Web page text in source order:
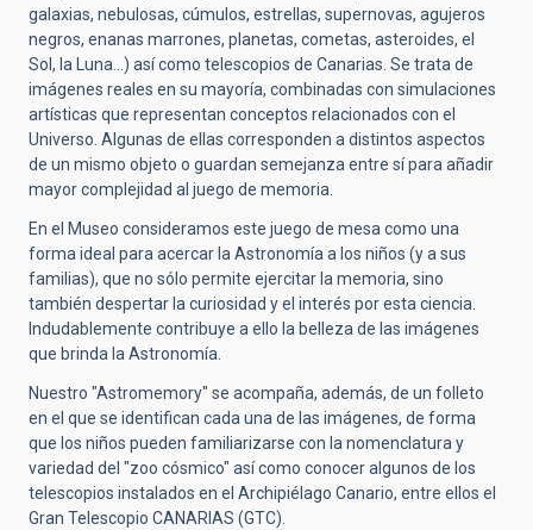
galaxias, nebulosas, cúmulos, estrellas, supernovas, agujeros
negros, enanas marrones, planetas, cometas, asteroides, el
Sol, la Luna…) así como telescopios de Canarias. Se trata de
imágenes reales en su mayoría, combinadas con simulaciones
artísticas que representan conceptos relacionados con el
Universo. Algunas de ellas corresponden a distintos aspectos
de un mismo objeto o guardan semejanza entre sí para añadir
mayor complejidad al juego de memoria.
En el Museo consideramos este juego de mesa como una
forma ideal para acercar la Astronomía a los niños (y a sus
familias), que no sólo permite ejercitar la memoria, sino
también despertar la curiosidad y el interés por esta ciencia.
Indudablemente contribuye a ello la belleza de las imágenes
que brinda la Astronomía.
Nuestro "Astromemory" se acompaña, además, de un folleto
en el que se identifican cada una de las imágenes, de forma
que los niños pueden familiarizarse con la nomenclatura y
variedad del "zoo cósmico" así como conocer algunos de los
telescopios instalados en el Archipiélago Canario, entre ellos el
Gran Telescopio CANARIAS (GTC).